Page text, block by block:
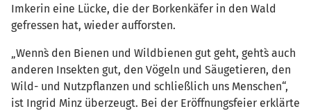
Imkerin eine Lücke, die der Borkenkäfer in den Wald
gefressen hat, wieder aufforsten.
„Wenn`s den Bienen und Wildbienen gut geht, geht`s auch
anderen Insekten gut, den Vögeln und Säugetieren, den
Wild- und Nutzpflanzen und schließlich uns Menschen“,
ist Ingrid Minz überzeugt. Bei der Eröffnungsfeier erklärte